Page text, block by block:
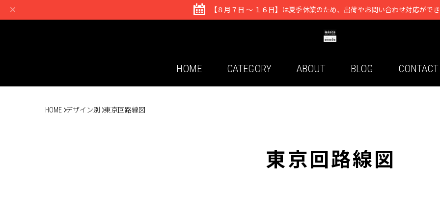
【８月７日 ～ １６日】は夏季休業のため、出荷やお問い合わせ対応ができ
HOME CATEGORY ABOUT BLOG CONTACT
HOME デザイン別 東京回路線図
東京回路線図